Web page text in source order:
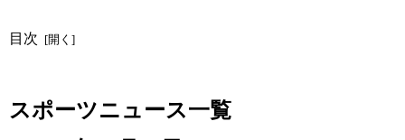
目次
スポーツニュース一覧